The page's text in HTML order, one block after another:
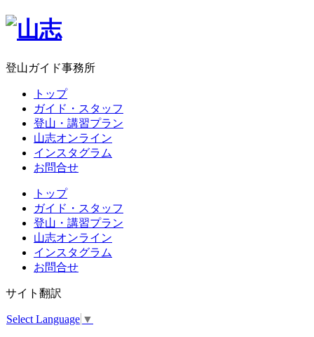
登山ガイド事務所
トップ
ガイド・スタッフ
登山・講習プラン
山志オンライン
インスタグラム
お問合せ
トップ
ガイド・スタッフ
登山・講習プラン
山志オンライン
インスタグラム
お問合せ
サイト翻訳
Select Language ▼